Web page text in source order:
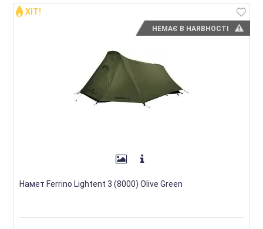
НЕМАЄ В НАЯВНОСТІ
ХІТ!
Намет Ferrino Lightent 3 (8000) Olive Green